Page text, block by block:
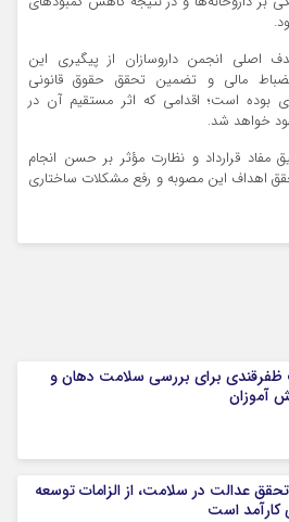
اصلی انجمن داروسازان از پیگیری این
مالی و تضمین تحقق حقوق قانونی
ای بوده است؛ اقدامی که اثر مستقیم آن در
خواهد شد.
مفاد قرارداد و نظارت مؤثر بر حسن انجام
اهداف این مصوبه و رفع مشکلات ساختاری
برای بررسی سلامت دهان و
آموزان
عدالت در سلامت، از الزامات توسعه
کارآمد است